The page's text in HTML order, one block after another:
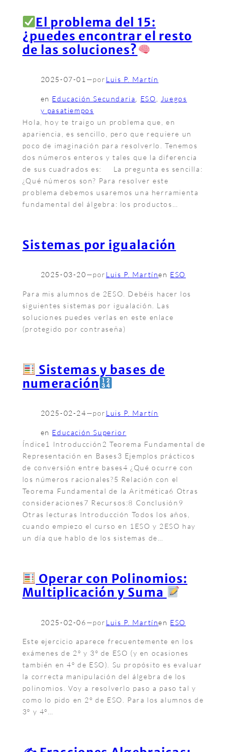
El problema del 15:
¿puedes encontrar el resto
de las soluciones?
2025-07-01 —por Luis P. Martín
en Educación Secundaria ESO
Juegos
y pasatiempos
Hola, hoy te traigo un problema que, en
apariencia, es sencillo, pero que requiere un
poco de imaginación para resolverlo. Tenemos
dos números enteros y tales que la diferencia
de sus cuadrados es: La pregunta es sencilla:
¿Qué números son? Para resolver este
problema debemos usaremos una herramienta
fundamental del álgebra: los productos…
Sistemas por igualación
2025-03-20—por Luis P. Martínen ESO
Para mis alumnos de 2ESO. Debéis hacer los
siguientes sistemas por igualación. Las
soluciones puedes verlas en este enlace
(protegido por contraseña)
Sistemas y bases de
numeración
2025-02-24—por Luis P. Martín
en Educación Superior
Índice1 Introducción2 Teorema Fundamental de
Representación en Bases3 Ejemplos prácticos
de conversión entre bases4 ¿Qué ocurre con
los números racionales?5 Relación con el
Teorema Fundamental de la Aritmética6 Otras
consideraciones7 Recursos:8 Conclusión9
Otras lecturas Introducción Todos los años,
cuando empiezo el curso en 1ESO y 2ESO hay
un día que hablo de los sistemas de…
Operar con Polinomios:
Multiplicación y Suma
2025-02-06—por Luis P. Martínen ESO
Este ejercicio aparece frecuentemente en los
exámenes de 2º y 3º de ESO (y en ocasiones
también en 4º de ESO). Su propósito es evaluar
la correcta manipulación del álgebra de los
polinomios. Voy a resolverlo paso a paso tal y
como lo pido en 2º de ESO. Para los alumnos de
3º y 4º…